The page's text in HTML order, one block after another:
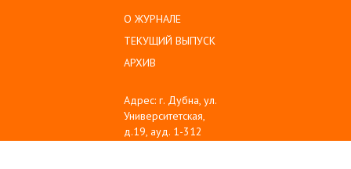
О ЖУРНАЛЕ
ТЕКУЩИЙ ВЫПУСК
АРХИВ
Адрес: г. Дубна, ул.
Университетская,
д.19, ауд. 1-312